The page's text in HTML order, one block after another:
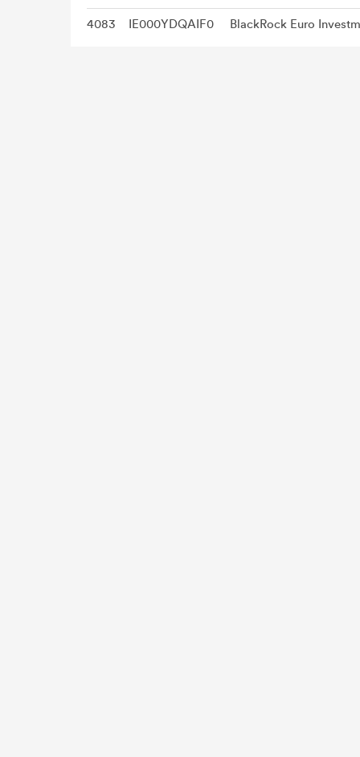
4083 IE000YDQAIF0